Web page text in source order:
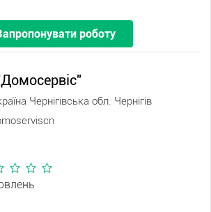
роботу
Чернігівська обл. Чернігів